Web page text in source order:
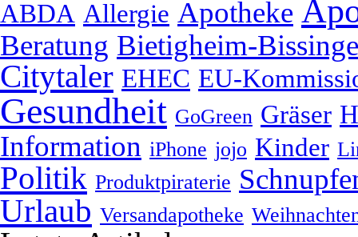
ABDA Allergie Apotheke
Beratung Bietigheim-
Citytaler EHEC EU-
Gesundheit GoGreen Gräser
Information iPhone jojo Kinder
Politik Produktpiraterie
Urlaub Versandapotheke